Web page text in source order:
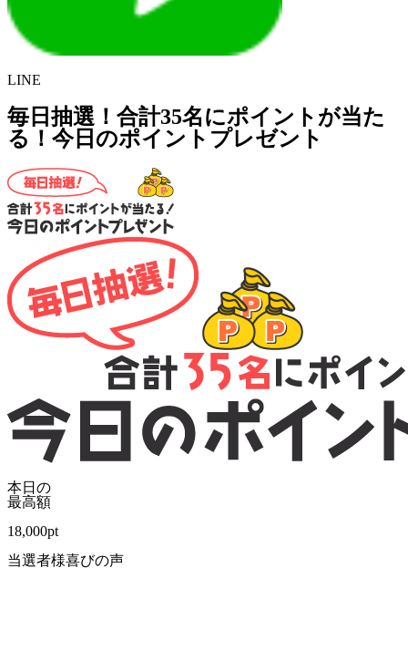
LINE
毎日抽選！合計35名にポイントが当た
る！今日のポイントプレゼント
本日の
最高額
18,000pt
当選者様喜びの声